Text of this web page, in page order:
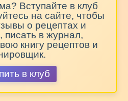
Вступайте в клуб
на сайте, чтобы
о рецептах и
писать в журнал,
книгу рецептов и
в клуб